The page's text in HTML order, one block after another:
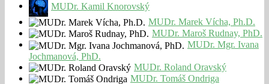
MUDr. Kamil Knorovský
MUDr. Marek Vícha, Ph.D.
MUDr. Maroš Rudnay, PhD.
MUDr. Mgr. Ivana
Jochmanová, PhD.
MUDr. Roland Oravský
MUDr. Tomáš Ondriga